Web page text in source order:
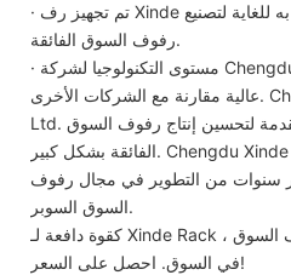
· تم تجهيز رف Xinde بتكنولوجيا عالية وهو معترف به للغاية لتصنيع
رفوف السوق الفائقة.
· مستوى التكنولوجيا لشركة Chengdu Xinde Industrial Co. ، Ltd.
عالية مقارنة مع الشركات الأخرى. Chengdu Xinde Industrial Co. ،
Ltd. يستفيد من التكنولوجيا المتقدمة لتحسين إنتاج رفوف السوق
الفائقة بشكل كبير. Chengdu Xinde Industrial Co. ، Ltd. قامت
سنوات من التطوير في مجال رفوف
السوق السوبر.
كقوة دافعة لـ Xinde Rack ، تلعب رفوف السوق Super دورًا مهمًا
في السوق. احصل على السعر!